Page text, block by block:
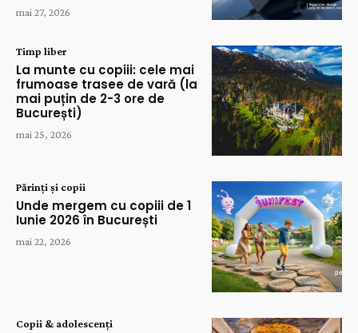
mai 27, 2026
Timp liber
La munte cu copiii: cele mai
frumoase trasee de vară (la
mai puțin de 2-3 ore de
București)
mai 25, 2026
Părinți și copii
Unde mergem cu copiii de 1
Iunie 2026 în București
mai 22, 2026
Copii & adolescenți